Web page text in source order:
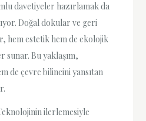
davetiyeler hazırlamak da
Doğal dokular ve geri
hem estetik hem de ekolojik
sunar. Bu yaklaşım,
de çevre bilincini yansıtan
ilerlemesiyle